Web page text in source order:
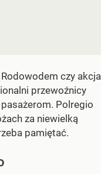
czy akcja
przewoźnicy
Polregio
za niewielką
pamiętać.